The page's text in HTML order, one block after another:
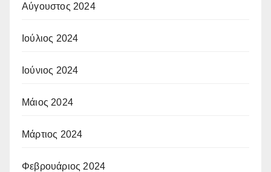
Αύγουστος 2024
Ιούλιος 2024
Ιούνιος 2024
Μάιος 2024
Μάρτιος 2024
Φεβρουάριος 2024